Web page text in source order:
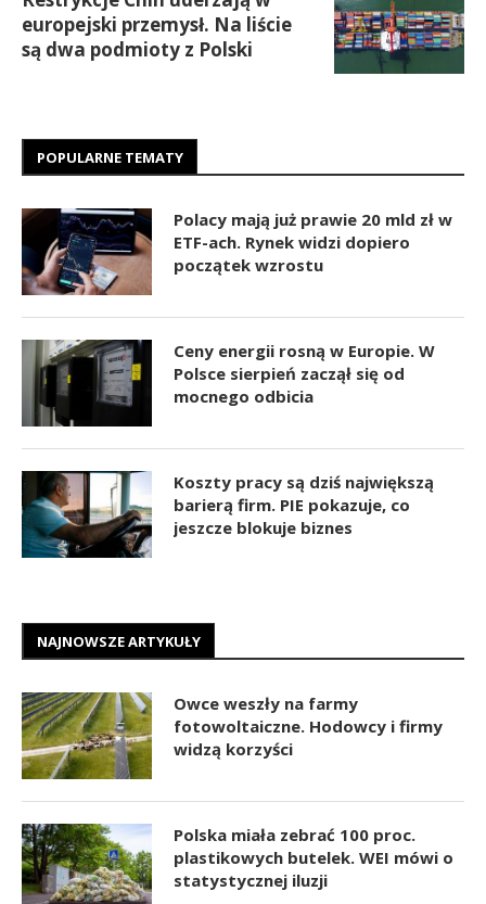
europejski przemysł. Na liście
są dwa podmioty z Polski
POPULARNE TEMATY
Polacy mają już prawie 20 mld zł w
ETF-ach. Rynek widzi dopiero
początek wzrostu
Ceny energii rosną w Europie. W
Polsce sierpień zaczął się od
mocnego odbicia
Koszty pracy są dziś największą
barierą firm. PIE pokazuje, co
jeszcze blokuje biznes
NAJNOWSZE ARTYKUŁY
Owce weszły na farmy
fotowoltaiczne. Hodowcy i firmy
widzą korzyści
Polska miała zebrać 100 proc.
plastikowych butelek. WEI mówi o
statystycznej iluzji